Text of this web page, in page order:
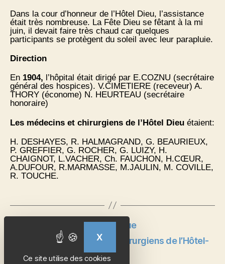
Dans la cour d’honneur de l’Hôtel Dieu, l’assistance
était très nombreuse. La Fête Dieu se fêtant à la mi
juin, il devait faire très chaud car quelques
participants se protègent du soleil avec leur parapluie.
Direction
En 1904, l’hôpital était dirigé par E.COZNU (secrétaire
général des hospices). V.CIMETIERE (receveur) A.
THORY (économe) N. HEURTEAU (secrétaire
honoraire)
Les médecins et chirurgiens de l’Hôtel Dieu étaient:
H. DESHAYES, R. HALMAGRAND, G. BEAURIEUX,
P. GREFFIER, G. ROCHER, G. LUIZY, H.
CHAIGNOT, L.VACHER, Ch. FAUCHON, H.CŒUR,
A.DUFOUR, R.MARMASSE, M.JAULIN, M. COVILLE,
R. TOUCHE.
La bicyclette ergométrique
Photo de médecins et chirurgiens de l’Hôtel-
Ce site utilise des cookies
X MASQUER LE BANDEAU